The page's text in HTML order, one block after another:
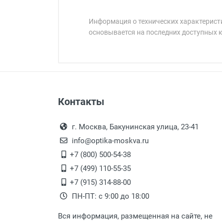
Информация о технических
основывается на последних доступных
Общая ширина:
Ширина линзы:
Высота линзы:
Ширина мостика:
Тип линзы:
Степень защиты:
Тип оправы:
Перечисление средств на
Перевод денег на карту Сбербанка.
Выдаем товар в рабочие
После того, как заказ
Для получения товара при
Заказ необходимо
дополнительных расходов за
Доставка по Москве
Доставляем товар по
Контакты
г. Москва, Бакунинская улица, 23-41
info@optika-moskva.ru
+7 (800) 500-54-38
+7 (499) 110-55-35
+7 (915) 314-88-00
ПН-ПТ: с 9:00 до 18:00
Вся информация, размещенная на сайте, не